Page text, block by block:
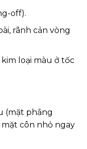
off).
rãnh cản vòng
loại màu ở tốc
(mặt phẳng
côn nhỏ ngay